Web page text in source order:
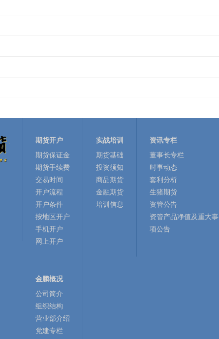
期货开户
期货保证金
期货手续费
交易时间
开户流程
开户条件
按地区开户
手机开户
网上开户
实战培训
期货基础
投资须知
商品期货
金融期货
培训信息
资讯专栏
董事长专栏
时事动态
套利分析
生猪期货
资管公告
资管产品净值及重大事
项公告
金鹏概况
公司简介
组织结构
营业部介绍
党建专栏